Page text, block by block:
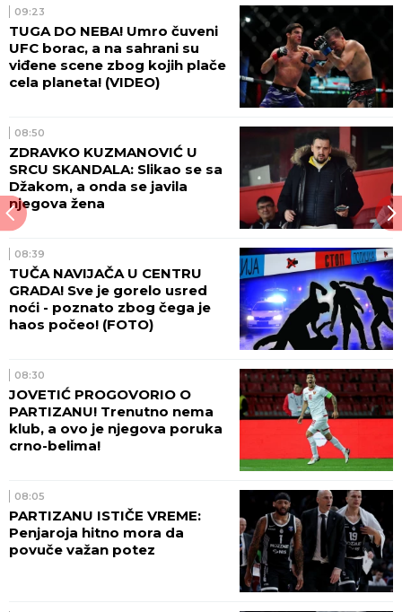
09:23
TUGA DO NEBA! Umro čuveni
UFC borac, a na sahrani su
viđene scene zbog kojih plače
cela planeta! (VIDEO)
08:50
ZDRAVKO KUZMANOVIĆ U
SRCU SKANDALA: Slikao se sa
Džakom, a onda se javila
njegova žena
08:39
TUČA NAVIJAČA U CENTRU
GRADA! Sve je gorelo usred
noći - poznato zbog čega je
haos počeo! (FOTO)
08:30
JOVETIĆ PROGOVORIO O
PARTIZANU! Trenutno nema
klub, a ovo je njegova poruka
crno-belima!
08:05
PARTIZANU ISTIČE VREME:
Penjaroja hitno mora da
povuče važan potez